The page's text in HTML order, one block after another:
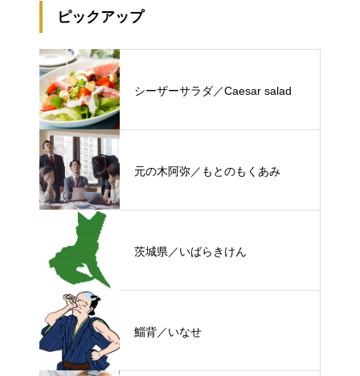
ピックアップ
シーザーサラダ／Caesar salad
元の木阿弥／もとのもくあみ
茨城県／いばらきけん
鯔背／いなせ